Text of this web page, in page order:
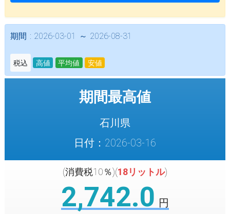
期間 : 2026-03-01 ～ 2026-08-31
税込 高値 平均値 安値
期間最高値
石川県
日付：2026-03-16
(消費税10％)(18リットル)
2,742.0 円